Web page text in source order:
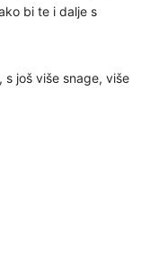
bi te i dalje s
s još više snage, više